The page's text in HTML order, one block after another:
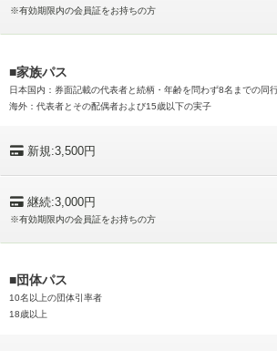
※有効期限内の会員証をお持ちの方
■家族パス
日本国内：券面記載の代表者と続柄・年齢を問わず8名までの同
海外：代表者とその配偶者および15歳以下の実子
新規:3,500円
継続:3,000円
※有効期限内の会員証をお持ちの方
■団体パス
10名以上の団体引率者
18歳以上